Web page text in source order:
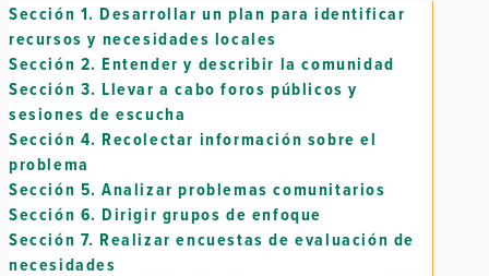
Sección 1. Desarrollar un plan para identificar
recursos y necesidades locales
Sección 2. Entender y describir la comunidad
Sección 3. Llevar a cabo foros públicos y
sesiones de escucha
Sección 4. Recolectar información sobre el
problema
Sección 5. Analizar problemas comunitarios
Sección 6. Dirigir grupos de enfoque
Sección 7. Realizar encuestas de evaluación de
necesidades